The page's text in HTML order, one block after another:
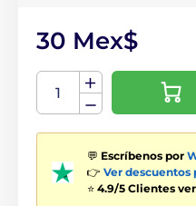
30 Mex$
💬 Escríbenos por
👉 Ver descuentos
⭐ 4.9/5 Clientes